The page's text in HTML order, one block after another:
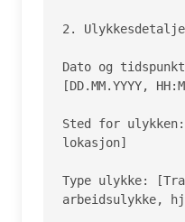
2.
Dato og
[DD.MM.YYYY,
Sted for
lokasjon]
Type ulykke:
arbeidsulykke,